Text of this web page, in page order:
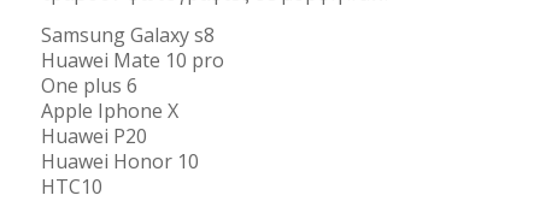
Samsung Galaxy s8
Huawei Mate 10 pro
One plus 6
Apple Iphone X
Huawei P20
Huawei Honor 10
HTC10